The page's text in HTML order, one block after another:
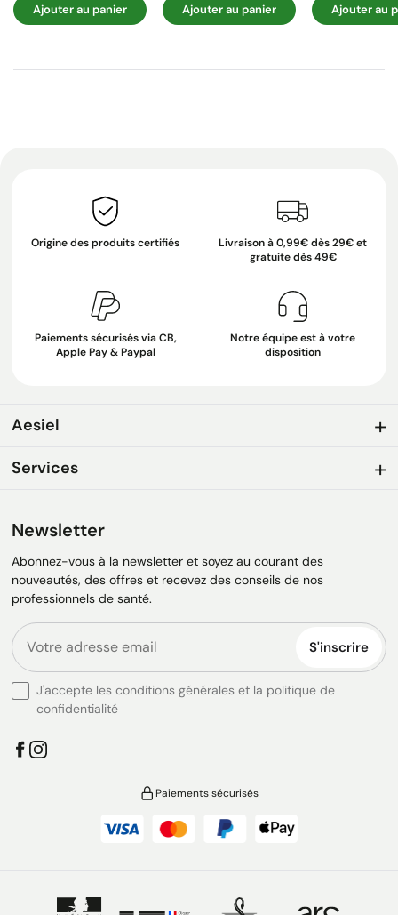
Ajouter au panier Ajouter au panier Ajouter au
Origine des produits certifiés
Livraison à 0,99€ dès 29€ et
gratuite dès 49€
Paiements sécurisés via CB,
Apple Pay & Paypal
Notre équipe est à votre
disposition
Aesiel
Services
Newsletter
Abonnez-vous à la newsletter et soyez au courant des
nouveautés, des offres et recevez des conseils de nos
professionnels de santé.
S'inscrire
J'accepte les conditions générales et la politique de
confidentialité
Paiements sécurisés